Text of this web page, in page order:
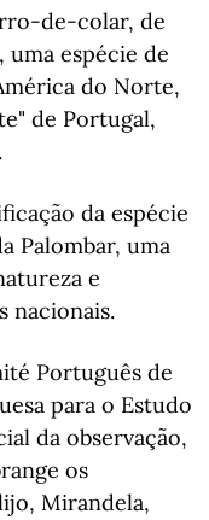
de-colar, de
espécie de
do Norte,
de Portugal,
da espécie
Palombar, uma
e
nacionais.
Português de
para o Estudo
da observação,
os
Mirandela,